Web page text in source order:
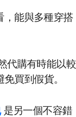
，能與多種穿搭
代購有時能以較
買到假貨。
是另一個不容錯